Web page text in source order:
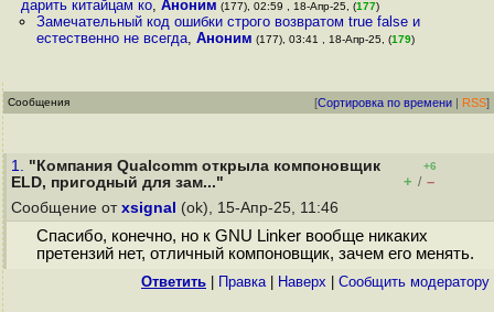
дарить китайцам ко,Аноним (177), 02:59 , 18-Апр-25, (177)
Замечательный код ошибки строго возвратом true false и
естественно не всегда, Аноним (177), 03:41 , 18-Апр-25, (179)
Сообщения [Сортировка по времени | RSS]
1. "Компания Qualcomm открыла компоновщик
ELD, пригодный для зам..."
+6
+ / –
Сообщение от xsignal (ok), 15-Апр-25, 11:46
Спасибо, конечно, но к GNU Linker вообще никаких
претензий нет, отличный компоновщик, зачем его менять.
Ответить Правка| Наверх Cообщить модератору